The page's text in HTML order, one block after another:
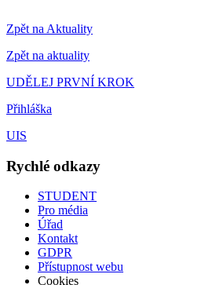
Zpět na Aktuality
Zpět na aktuality
UDĚLEJ PRVNÍ KROK
Přihláška
UIS
Rychlé odkazy
STUDENT
Pro média
Úřad
Kontakt
GDPR
Přístupnost webu
Cookies